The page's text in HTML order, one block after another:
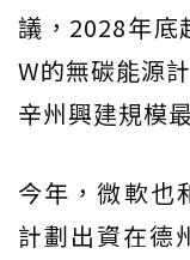
議，2028年底
W的無碳能源
辛州興建規模
今年，微軟也
計劃出資在德